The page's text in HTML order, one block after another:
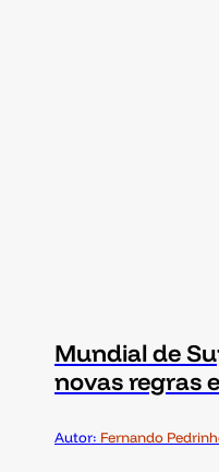
Mundial de
novas regras
Autor: Fernando